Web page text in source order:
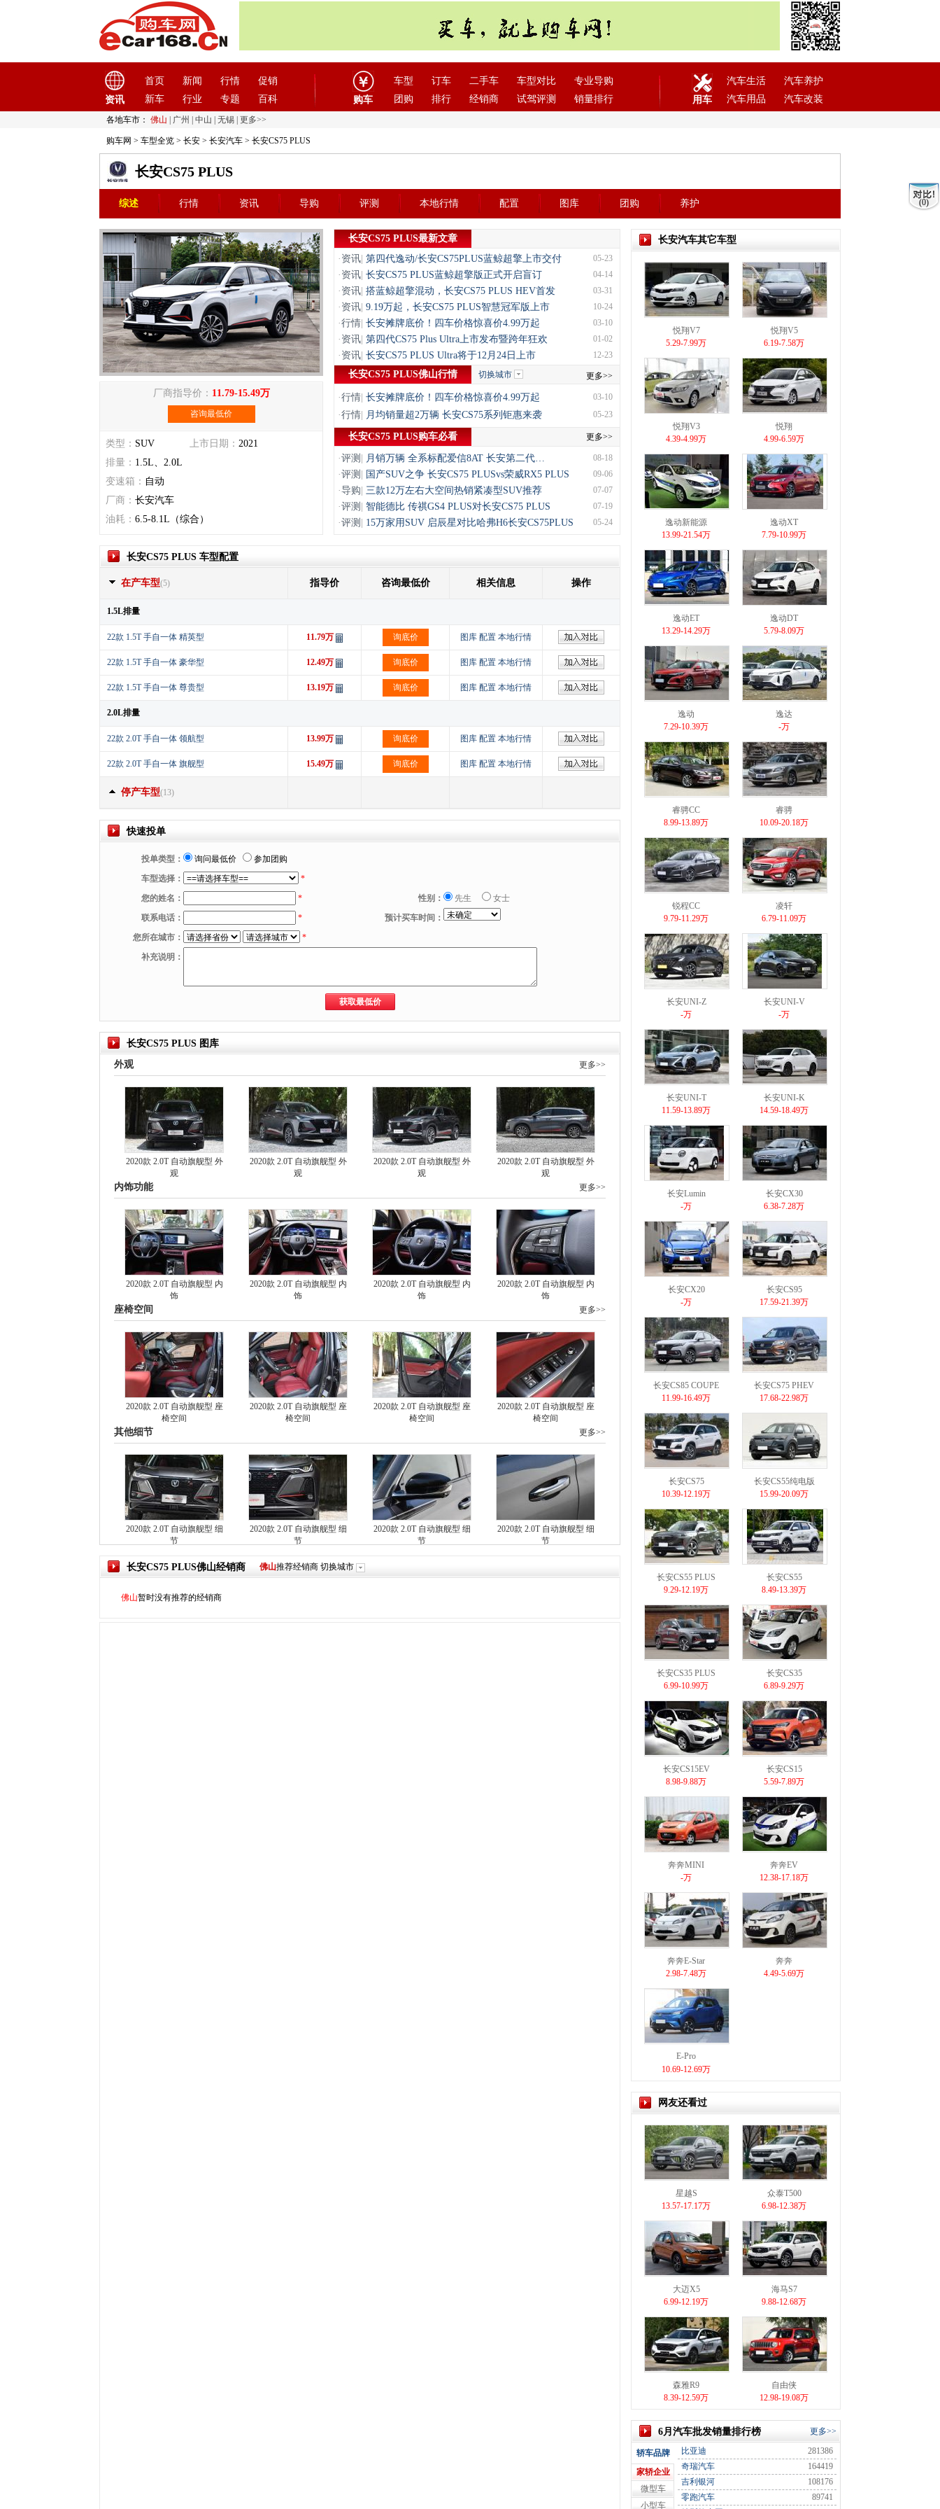
资讯
首页 新闻 行情
促销
新车
行业 专题 百科 购车
车型 订车 二手车 车型对比
专业导购
团购
排行 经销商 试驾评测 销量排行 用车
汽车生活
汽车养护
汽车用品
汽车改装
各地车市： 佛山 广州 中山 无锡 更多>>
购车网 > 车型全览 > 长安 > 长安汽车 > 长安CS75 PLUS
长安CS75 PLUS
综述 行情 资讯 导购 评测 本地行情 配置 图库 团购 养护
厂商指导价： 11.79-15.49万
咨询最低价
类型： SUV 上市日期： 2021
排量： 1.5L、2.0L
变速箱： 自动
厂商： 长安汽车
油耗： 6.5-8.1L（综合）
长安CS75 PLUS最新文章
· 资讯 第四代逸动/长安CS75PLUS蓝鲸超擎上市交付 05-23
· 资讯 长安CS75 PLUS蓝鲸超擎版正式开启盲订 04-14
· 资讯 搭蓝鲸超擎混动，长安CS75 PLUS HEV首发 03-31
· 资讯 9.19万起，长安CS75 PLUS智慧冠军版上市 10-24
·行情 长安摊牌底价！四车价格惊喜价4.99万起 03-10
· 资讯 第四代CS75 Plus Ultra上市发布暨跨年狂欢 01-02
· 资讯 长安CS75 PLUS Ultra将于12月24日上市 12-23
长安CS75 PLUS佛山行情 切换城市 更多>>
·行情 长安摊牌底价！四车价格惊喜价4.99万起 03-10
·行情 月均销量超2万辆 长安CS75系列钜惠来袭 05-23
长安CS75 PLUS购车必看 更多>>
·评测 月销万辆 全系标配爱信8AT 长安第二代… 08-18
·评测 国产SUV之争 长安CS75 PLUSvs荣威RX5 PLUS 09-06
·导购 三款12万左右大空间热销紧凑型SUV推荐 07-07
·评测 智能德比 传祺GS4 PLUS对长安CS75 PLUS 07-19
·评测 15万家用SUV 启辰星对比哈弗H6长安CS75PLUS 05-24
长安CS75 PLUS 车型配置
在产车型(5) 指导价 咨询最低价 相关信息 操作
1.5L排量
22款 1.5T 手自一体 精英型 11.79万 询底价 图库 配置 本地行情
22款 1.5T 手自一体 豪华型 12.49万 询底价 图库 配置 本地行情
22款 1.5T 手自一体 尊贵型 13.19万 询底价 图库 配置 本地行情
2.0L排量
22款 2.0T 手自一体 领航型 13.99万 询底价 图库 配置 本地行情
22款 2.0T 手自一体 旗舰型 15.49万 询底价 图库 配置 本地行情
停产车型(13)
快速投单
投单类型： 询问最低价
参加团购
车型选择：
*
您的姓名：
* 性别： 先生
女士
联系电话：
*
预计买车时间：
您所在城市：
*
补充说明：
长安CS75 PLUS 图库
外观
更多>>
2020款 2.0T 自动旗舰型 外
观
2020款 2.0T 自动旗舰型 外
观
2020款 2.0T 自动旗舰型 外
观
2020款 2.0T 自动旗舰型 外
观
内饰功能 更多>>
2020款 2.0T 自动旗舰型 内
饰
2020款 2.0T 自动旗舰型 内
饰
2020款 2.0T 自动旗舰型 内
饰
2020款 2.0T 自动旗舰型 内
饰
座椅空间 更多>>
2020款 2.0T 自动旗舰型 座
椅空间
2020款 2.0T 自动旗舰型 座
椅空间
2020款 2.0T 自动旗舰型 座
椅空间
2020款 2.0T 自动旗舰型 座
椅空间
其他细节 更多>>
2020款 2.0T 自动旗舰型 细
节
2020款 2.0T 自动旗舰型 细
节
2020款 2.0T 自动旗舰型 细
节
2020款 2.0T 自动旗舰型 细
节
长安CS75 PLUS佛山经销商 佛山推荐经销商 切换城市
佛山暂时没有推荐的经销商
长安汽车其它车型
悦翔V7
5.29-7.99万
悦翔V5
6.19-7.58万
悦翔V3
4.39-4.99万
悦翔
4.99-6.59万
逸动新能源
13.99-21.54万
逸动XT
7.79-10.99万
逸动ET
13.29-14.29万
逸动DT
5.79-8.09万
逸动
7.29-10.39万
逸达
-万
睿骋CC
8.99-13.89万
睿骋
10.09-20.18万
锐程CC
9.79-11.29万
凌轩
6.79-11.09万
长安UNI-Z
-万
长安UNI-V
-万
长安UNI-T
11.59-13.89万
长安UNI-K
14.59-18.49万
长安Lumin
-万
长安CX30
6.38-7.28万
长安CX20
-万
长安CS95
17.59-21.39万
长安CS85 COUPE
11.99-16.49万
长安CS75 PHEV
17.68-22.98万
长安CS75
10.39-12.19万
长安CS55纯电版
15.99-20.09万
长安CS55 PLUS
9.29-12.19万
长安CS55
8.49-13.39万
长安CS35 PLUS
6.99-10.99万
长安CS35
6.89-9.29万
长安CS15EV
8.98-9.88万
长安CS15
5.59-7.89万
奔奔MINI
-万
奔奔EV
12.38-17.18万
奔奔E-Star
2.98-7.48万
奔奔
4.49-5.69万
E-Pro
10.69-12.69万
网友还看过
星越S
13.57-17.17万
众泰T500
6.98-12.38万
大迈X5
6.99-12.19万
海马S7
9.88-12.68万
森雅R9
8.39-12.59万
自由侠
12.98-19.08万
6月汽车批发销量排行榜 更多>>
轿车品牌
家轿企业
微型车
小型车
比亚迪
281386
奇瑞汽车
164419
吉利银河
108176
零跑汽车
89741
(0)